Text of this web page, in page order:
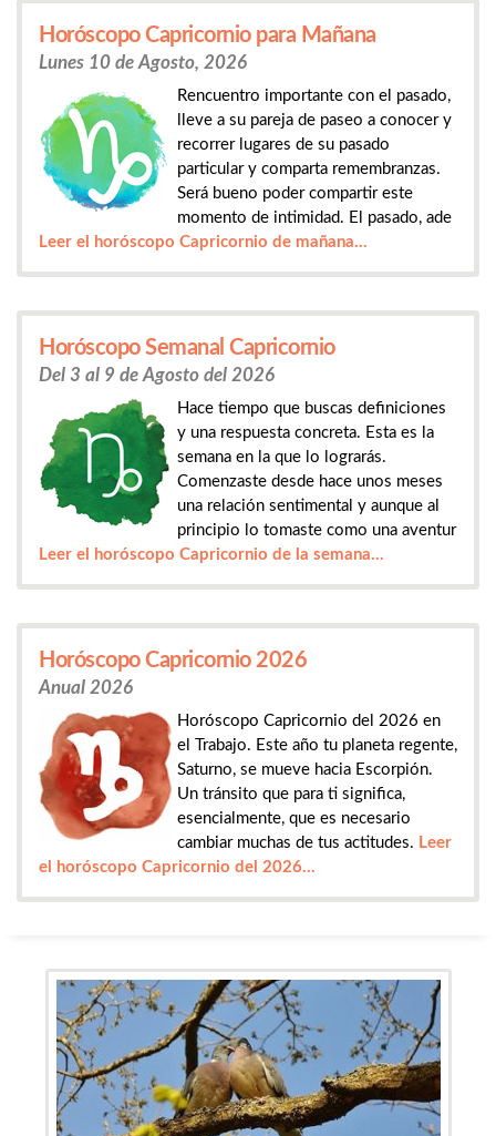
Horóscopo Capricornio para Mañana
Lunes 10 de Agosto, 2026
Rencuentro importante con el pasado,
lleve a su pareja de paseo a conocer y
recorrer lugares de su pasado
particular y comparta remembranzas.
Será bueno poder compartir este
momento de intimidad. El pasado, ade
Leer el horóscopo Capricornio de mañana...
Horóscopo Semanal Capricornio
Del 3 al 9 de Agosto del 2026
Hace tiempo que buscas definiciones
y una respuesta concreta. Esta es la
semana en la que lo lograrás.
Comenzaste desde hace unos meses
una relación sentimental y aunque al
principio lo tomaste como una aventur
Leer el horóscopo Capricornio de la semana...
Horóscopo Capricornio 2026
Anual 2026
Horóscopo Capricornio del 2026 en
el Trabajo. Este año tu planeta regente,
Saturno, se mueve hacia Escorpión.
Un tránsito que para ti significa,
esencialmente, que es necesario
cambiar muchas de tus actitudes. Leer
el horóscopo Capricornio del 2026...